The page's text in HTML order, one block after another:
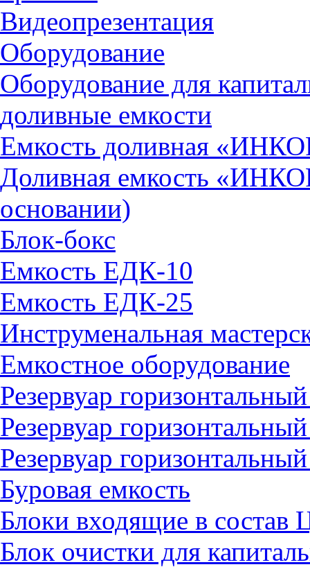
Видеопрезентация
Оборудование
Оборудование для
доливные емкости
Емкость доливная
Доливная емкость
основании)
Блок-бокс
Емкость ЕДК-10
Емкость ЕДК-25
Инструменальная
Емкостное оборудование
Резервуар
Резервуар
Резервуар
Буровая емкость
Блоки входящие в состав
Блок очистки для